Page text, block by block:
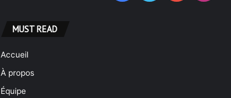
MUST READ
Accueil
À propos
Équipe